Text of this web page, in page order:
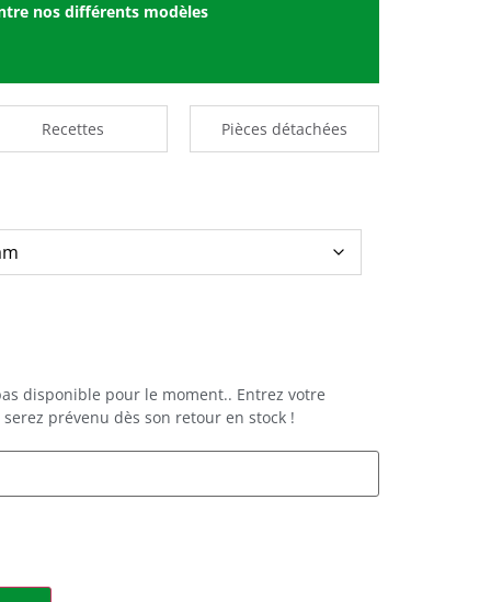
nos différents modèles
Recettes Pièces détachées
disponible pour le moment.. Entrez votre
prévenu dès son retour en stock !